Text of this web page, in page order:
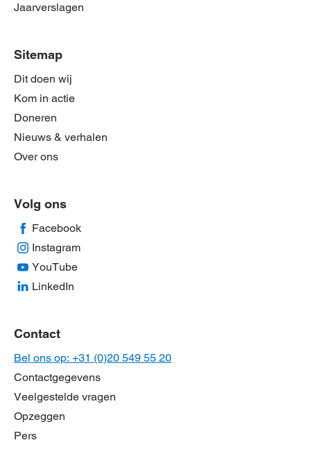
Jaarverslagen
Sitemap
Dit doen wij
Kom in actie
Doneren
Nieuws & verhalen
Over ons
Volg ons
Facebook
Instagram
YouTube
LinkedIn
Contact
Bel ons op: +31 (0)20 549 55 20
Contactgegevens
Veelgestelde vragen
Opzeggen
Pers